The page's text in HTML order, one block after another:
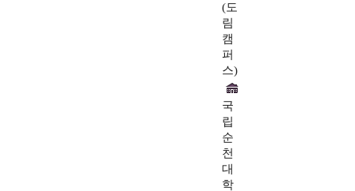
(도
림
캠
퍼
스)
국
립
순
천
대
학